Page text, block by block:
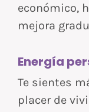
económico,
mejora
Energía
Te sientes
placer de